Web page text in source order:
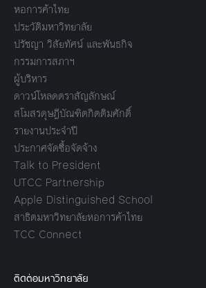
หอการค้าไทย
ประวัติมหาวิทยาลัย
ปรัชญา วิสัยทัศน์ และพันธกิจ
กรรมการสภาฯ
ผู้บริหาร
ดาวน์โหลดตราสัญลักษณ์
สโมสรดุษฎีบัณฑิตกิตติมศักดิ์
รายงานประจำปี
ประกาศจัดซื้อจัดจ้าง
Talk to President
UTCC Partnership
Apple Distinguished School
สาธิตมหาวิทยาลัยหอการค้าไทย
TCC Connect
ติดต่อมหาวิทยาลัย